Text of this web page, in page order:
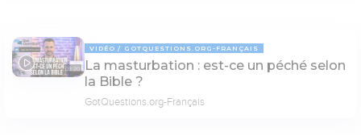
03:20
VIDÉO GOTQUESTIONS.ORG-FRANÇAIS
La masturbation : est-ce un péché selon
la Bible ?
GotQuestions.org-Français